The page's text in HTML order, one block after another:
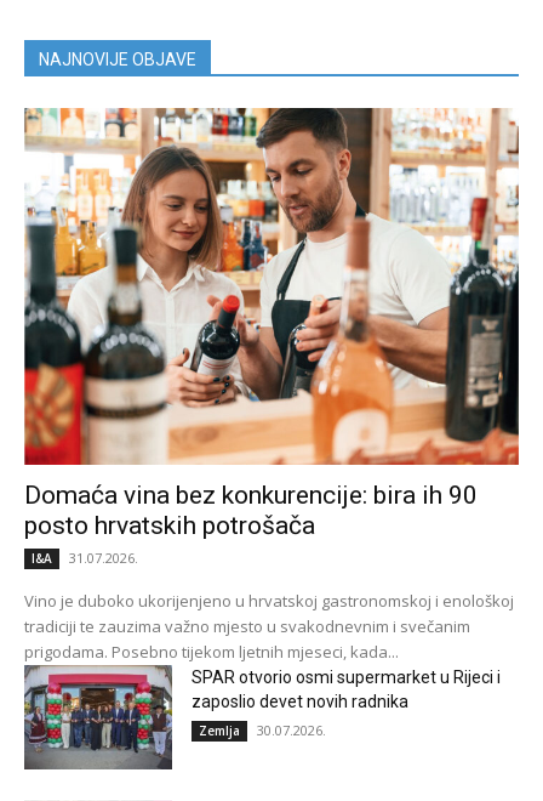
NAJNOVIJE OBJAVE
Domaća vina bez konkurencije: bira ih 90
posto hrvatskih potrošača
I&A 31.07.2026.
Vino je duboko ukorijenjeno u hrvatskoj gastronomskoj i enološkoj
tradiciji te zauzima važno mjesto u svakodnevnim i svečanim
prigodama. Posebno tijekom ljetnih mjeseci, kada...
SPAR otvorio osmi supermarket u Rijeci i
zaposlio devet novih radnika
Zemlja 30.07.2026.